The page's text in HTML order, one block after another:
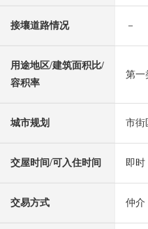
接壤道路情况 －
用途地区/建筑面积比/
容积率
第一
城市规划 市街
交屋时间/可入住时间 即时
交易方式 仲介